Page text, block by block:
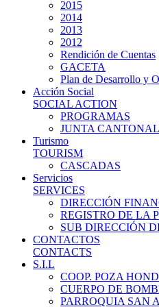
2015
2014
2013
2012
Rendición de Cuentas
GACETA
Plan de Desarrollo y
Acción Social
SOCIAL ACTION
PROGRAMAS
JUNTA
Turismo
TOURISM
CASCADAS
Servicios
SERVICES
DIRECCIÓN
REGISTRO DE LA
SUB DIRECCIÓN
CONTACTOS
CONTACTS
S.I.L
COOP. POZA
CUERPO DE
PARROQUIA SAN